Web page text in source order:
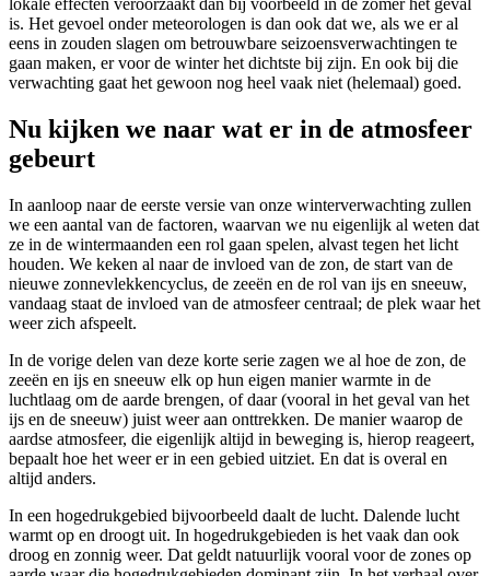
lokale effecten veroorzaakt dan bij voorbeeld in de zomer het geval
is. Het gevoel onder meteorologen is dan ook dat we, als we er al
eens in zouden slagen om betrouwbare seizoensverwachtingen te
gaan maken, er voor de winter het dichtste bij zijn. En ook bij die
verwachting gaat het gewoon nog heel vaak niet (helemaal) goed.
Nu kijken we naar wat er in de atmosfeer
gebeurt
In aanloop naar de eerste versie van onze winterverwachting zullen
we een aantal van de factoren, waarvan we nu eigenlijk al weten dat
ze in de wintermaanden een rol gaan spelen, alvast tegen het licht
houden. We keken al naar de invloed van de zon, de start van de
nieuwe zonnevlekkencyclus, de zeeën en de rol van ijs en sneeuw,
vandaag staat de invloed van de atmosfeer centraal; de plek waar het
weer zich afspeelt.
In de vorige delen van deze korte serie zagen we al hoe de zon, de
zeeën en ijs en sneeuw elk op hun eigen manier warmte in de
luchtlaag om de aarde brengen, of daar (vooral in het geval van het
ijs en de sneeuw) juist weer aan onttrekken. De manier waarop de
aardse atmosfeer, die eigenlijk altijd in beweging is, hierop reageert,
bepaalt hoe het weer er in een gebied uitziet. En dat is overal en
altijd anders.
In een hogedrukgebied bijvoorbeeld daalt de lucht. Dalende lucht
warmt op en droogt uit. In hogedrukgebieden is het vaak dan ook
droog en zonnig weer. Dat geldt natuurlijk vooral voor de zones op